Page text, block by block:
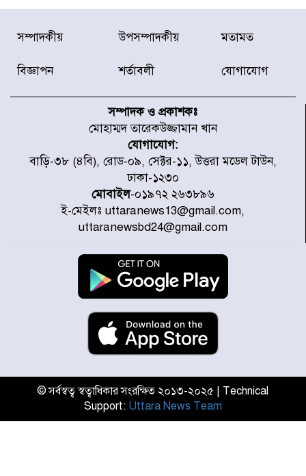
বিদ্যুৎ-জ্বালানি খাতে অস্থিরতা তৈরির
চেষ্টা করছে একটি চক্র : প্রধানমন্ত্রী
৫ আহত, চীনে বন্দর বন্ধ
চিকিৎসা খাতে জিডিপির ৫ শতাংশ
বরাদ্দের ঘোষণা স্থানীয় সরকার মন্ত্রীর
জুলাই জাদুঘর ঘুরে দেখলেন এনসিপি
নেতারা
যুক্তরাষ্ট্রে দাবানল নেভাতে গিয়ে
হেলিকপ্টার বিধ্বস্ত, নিহত ১
মজুদদারের সর্বোচ্চ শাস্তি মৃত্যুদণ্ড, তাই
ভেবে মজুদ করবেন : আইনমন্ত্রী
আন্তর্জাতিক আদিবাসী দিবস: রাষ্ট্রের
দায়িত্ব ও দায়বদ্ধতা II – মং এ খেন
সম্পাদকীয় উপসম্পাদকীয় মতামত
বিজ্ঞাপন শর্তাবলী যোগাযোগ
সম্পাদক ও প্রকাশকঃ
মোহাম্মদ তারেকউজ্জামান খান
যোগাযোগ:
বাড়ি-৩৮ (৪বি), রোড-০৯, সেক্টর-১১, উত্তরা মডেল টাউন,
ঢাকা-১২৩০
মোবাইল-০১৯৭২ ২৬৩৮৯৬
ই-মেইলঃ uttaranews13@gmail.com,
uttaranewsbd24@gmail.com
© সর্বস্বত্ব স্বত্বাধিকার সংরক্ষিত ২০১৩-২০২৫ | Technical
Support: Uttara News Team